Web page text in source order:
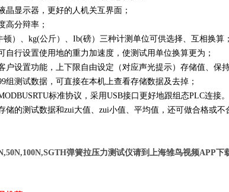
显示器，更好的人机关互界面；
分辩率；
）、kg(公斤）、Ib(磅）三种计测单位可供选择、互相换算；
自行设置使用地的重力加速度，使测试用单位换算更为；
户设置功能，上下限自由设定（对应声光提示）存储值、保持
组测试数据，可直接在本机上查看存储数据及去掉；
标准协议，采用USB接口更好地跟组态PLC连接。
储的测试数据和zui大值、zui小值、平均值，还可做合格或
弹簧拉压力测试仪请到上海雏鸟视频APP下